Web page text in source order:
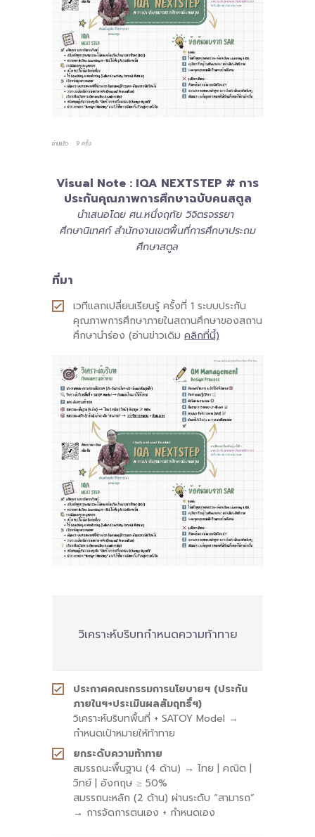
-- รายงานคณะผู้ประเมินอิสระ
---- รอบประเมิน (พ.ศ. 2562-2564)
-- รายงานประจำปี
---- ปีการศึกษา 2564
-- รายงานผล กขศ.สพท.
-- เอกสารเผยแพร่
-- คณะกรรมการนโยบายพื้นที่นวัตกรรมการศึกษา
-- คณะอนุกรรมการ 6 คณะ
ติดต่อเรา
อ่านแล้ว : 9 ครั้ง
Visual Note : IQA NEXTSTEP # การ
ประกันคุณภาพการศึกษาฉบับคนสตูล
นำเสนอโดย ศน.หนึ่งฤทัย วิจิตรจรรยา
ศึกษานิเทศก์ สำนักงานเขตพื้นที่การศึกษาประถม
ศึกษาสตูล
ที่มา
เวทีแลกเปลี่ยนเรียนรู้ ครั้งที่ 1 ระบบประกัน
คุณภาพการศึกษาภายในสถานศึกษาของสถาน
ศึกษานำร่อง (อ่านข่าวเดิม คลิกที่นี้)
วิเคราะห์บริบทกำหนดความท้าทาย
ประกาศคณะกรรมการนโยบายฯ (ประกัน
ภายในฯ+ประเมินผลสัมฤทธิ์ฯ)
วิเคราะห์บริบทพื้นที่ + SATOY Model →
กำหนดเป้าหมายให้ท้าทาย
ยกระดับความท้าทาย
สมรรถนะพื้นฐาน (4 ด้าน) → ไทย | คณิต |
วิทย์ | อังกฤษ ≥ 50%
สมรรถนะหลัก (2 ด้าน) ผ่านระดับ “สามารถ”
→ การจัดการตนเอง + กำหนดเอง